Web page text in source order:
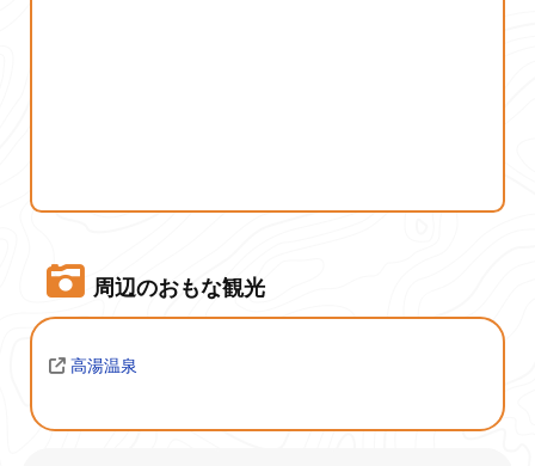
周辺のおもな観光
高湯温泉